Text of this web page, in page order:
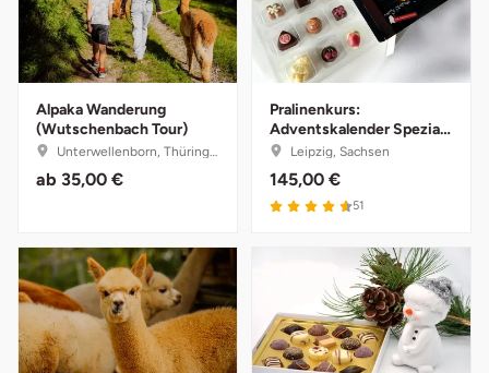
Alpaka Wanderung
(Wutschenbach Tour)
Unterwellenborn, Thüringen
ab 35,00 €
Pralinenkurs:
Adventskalender Spezial
für Kreative
Leipzig, Sachsen
145,00 €
51
Ibbenbüren
Ingolstadt
Jena
Jerichower Land
Kamp-Lintfort
Karlsruhe
Kassel